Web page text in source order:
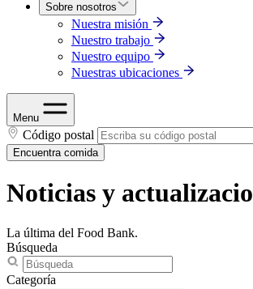
Sobre nosotros
Nuestra misión
Nuestro trabajo
Nuestro equipo
Nuestras ubicaciones
Menu
Código postal
Encuentra comida
Noticias y
La última del Food Bank.
Búsqueda
Categoría